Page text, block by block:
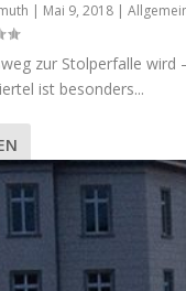
| Mai 9, 2018|
zur Stolperfalle wird
ist besonders...